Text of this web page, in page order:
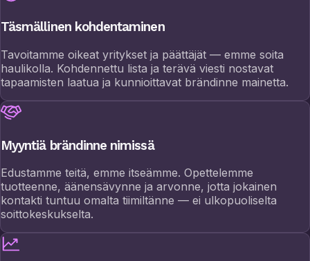
Täsmällinen kohdentaminen
Tavoitamme oikeat yritykset ja päättäjät — emme soita
haulikolla. Kohdennettu lista ja terävä viesti nostavat
tapaamisten laatua ja kunnioittavat brändinne mainetta.
Myyntiä brändinne nimissä
Edustamme teitä, emme itseämme. Opettelemme
tuotteenne, äänensävynne ja arvonne, jotta jokainen
kontakti tuntuu omalta tiimiltänne — ei ulkopuoliselta
soittokeskukselta.